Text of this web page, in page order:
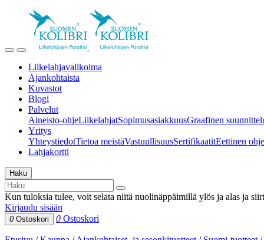
Liikelahjavalikoima
Ajankohtaista
Kuvastot
Blogi
Palvelut
Aineisto-ohjeLiikelahjatSopimusasiakkuusGraafinen
Yritys
YhteystiedotTietoa meistäVastuullisuusSertifikaatitEettinen
Lahjakortti
Haku
Kun tuloksia tulee, voit selata niitä nuolinäppäimillä ylös ja alas ja
Kirjaudu sisään
0 Ostoskori 0 Ostoskori